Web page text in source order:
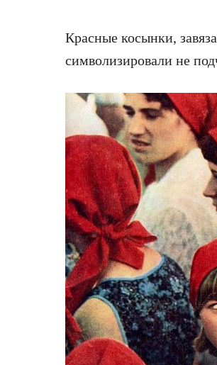
Красные косынки,
символизировали не